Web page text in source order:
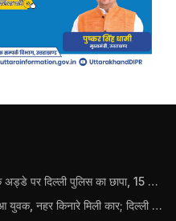
Delhi News: इंद्रपुरी में अवैध जुए के अड्डे पर दिल्ली पुलिस का छापा, 15 जुआरियों को पकड़ा; ₹3.61 लाख नकद और अन्य सामान बरामद
गुरुग्राम में नौकरी के पहले दिन लापता हुआ युवक, नहर किनारे मिली कार; दिल्ली पुलिस ने दर्ज की FIR